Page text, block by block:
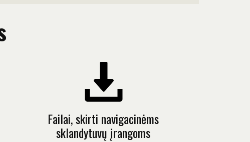
Failai, skirti navigacinėms
sklandytuvų įrangoms